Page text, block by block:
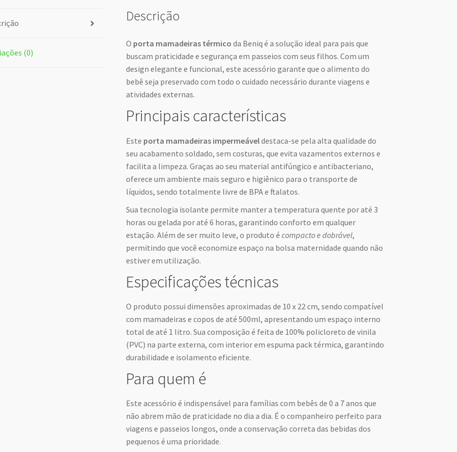
(0)
Descrição
O porta mamadeiras térmico da Beniq é a solução ideal para pais que
buscam praticidade e segurança em passeios com seus filhos. Com um
design elegante e funcional, este acessório garante que o alimento do
bebê seja preservado com todo o cuidado necessário durante viagens e
atividades externas.
Principais características
Este porta mamadeiras impermeáveldestaca-se pela alta qualidade do
seu acabamento soldado, sem costuras, que evita vazamentos externos e
facilita a limpeza. Graças ao seu material antifúngico e antibacteriano,
oferece um ambiente mais seguro e higiênico para o transporte de
líquidos, sendo totalmente livre de BPA e ftalatos.
Sua tecnologia isolante permite manter a temperatura quente por até 3
horas ou gelada por até 6 horas, garantindo conforto em qualquer
estação. Além de ser muito leve, o produto écompacto e dobrável,
permitindo que você economize espaço na bolsa maternidade quando não
estiver em utilização.
Especificações técnicas
O produto possui dimensões aproximadas de 10 x 22 cm, sendo compatível
com mamadeiras e copos de até 500ml, apresentando um espaço interno
total de até 1 litro. Sua composição é feita de 100% policloreto de vinila
(PVC) na parte externa, com interior em espuma pack térmica, garantindo
durabilidade e isolamento eficiente.
Para quem é
Este acessório é indispensável para famílias com bebês de 0 a 7 anos que
não abrem mão de praticidade no dia a dia. É o companheiro perfeito para
viagens e passeios longos, onde a conservação correta das bebidas dos
pequenos é uma prioridade.